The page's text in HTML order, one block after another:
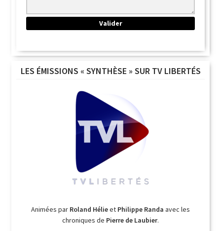
LES ÉMISSIONS « SYNTHÈSE » SUR TV LIBERTÉS
Animées par Roland Hélieet Philippe Randa avec les
chroniques de Pierre de Laubier.